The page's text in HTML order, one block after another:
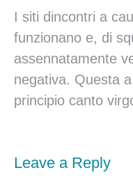
I siti dincontri a
funzionano e, di
assennatamente
negativa. Questa
principio canto
Leave a Reply